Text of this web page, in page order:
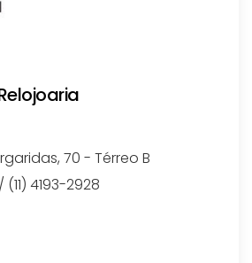
70 - Térreo B
4193-2928